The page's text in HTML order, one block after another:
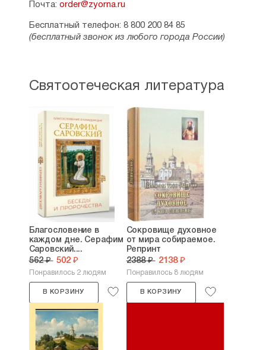
Почта: order@zyorna.ru
Бесплатный телефон: 8 800 200 84 85
(бесплатный звонок из любого города России)
Святоотеческая литература
Благословение в
каждом дне. Серафим
Саровский....
562 ₽ 502 ₽
Понравилось 2 людям
В КОРЗИНУ
Сокровище духовное
от мира собираемое.
Репринт
2388 ₽ 2138 ₽
Понравилось 8 людям
В КОРЗИНУ